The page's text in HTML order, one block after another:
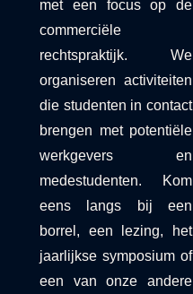
met een focus op de
commerciële
rechtspraktijk. We
organiseren activiteiten
die studenten in contact
brengen met potentiële
werkgevers en
medestudenten. Kom
eens langs bij een
borrel, een lezing, het
jaarlijkse symposium of
een van onze andere